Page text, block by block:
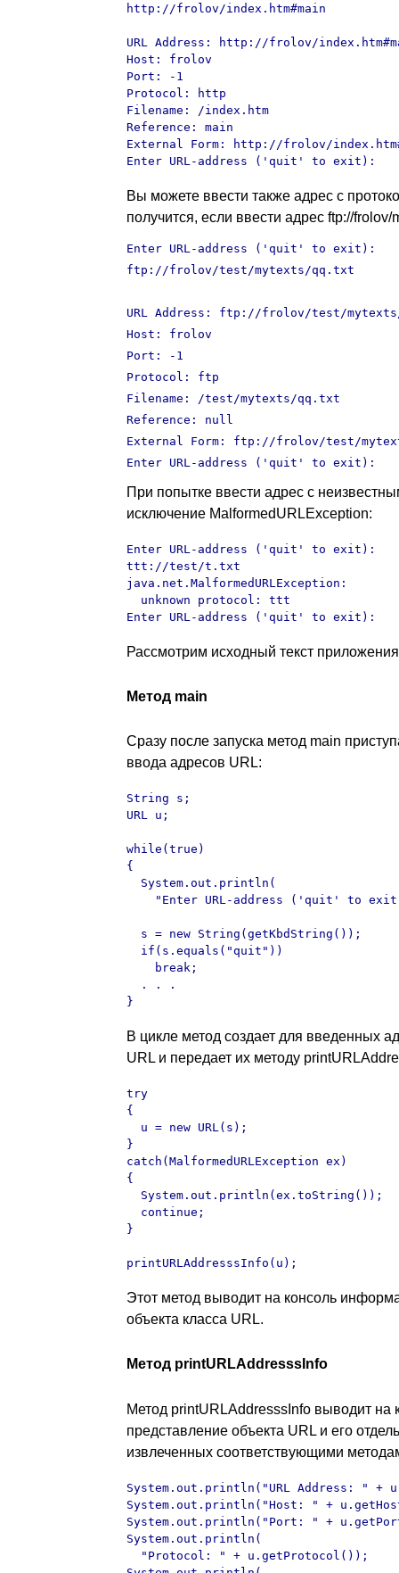
http://frolov/index.htm#main
URL Address: http://frolov/
Host: frolov
Port: -1
Protocol: http
Filename: /index.htm
Reference: main
External Form: http://frolov/
Enter URL-address ('quit' to exit):
Вы можете ввести также адрес с
получится, если ввести адрес ftp://frolov/
Enter URL-address ('quit' to exit):
ftp://frolov/test/mytexts/qq.txt
URL Address: ftp://frolov/test/
Host: frolov
Port: -1
Protocol: ftp
Filename: /test/mytexts/qq.txt
Reference: null
External Form: ftp://frolov/test/
Enter URL-address ('quit' to exit):
При попытке ввести адрес с
исключение MalformedURLException:
Enter URL-address ('quit' to exit):
ttt://test/t.txt
java.net.MalformedURLException:
  unknown protocol: ttt
Enter URL-address ('quit' to exit):
Рассмотрим исходный текст
Метод main
Сразу после запуска метод main
ввода адресов URL:
String s;
URL u;
while(true)
{
  System.out.println(
"Enter URL-address ('quit' to
  s = new String(getKbdString());
  if(s.equals("quit"))
    break;
  . . .
}
В цикле метод создает для введенных
URL и передает их методу
try
{
  u = new URL(s);
}
catch(MalformedURLException ex)
{
  System.out.println(ex.toString());
  continue;
}
printURLAddresssInfo(u);
Этот метод выводит на консоль
объекта класса URL.
Метод printURLAddresssInfo
Метод printURLAddresssInfo выводит на
представление объекта URL и его
извлеченных соответствующими
System.out.println("URL Address: " +
System.out.println("Host: " +
System.out.println("Port: " +
System.out.println(
  "Protocol: " + u.getProtocol());